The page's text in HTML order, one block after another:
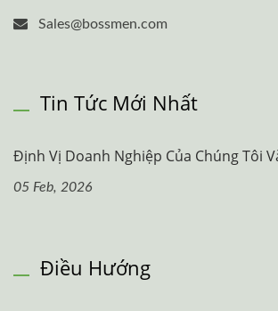
Sales@bossmen.com
Tin Tức Mới Nhất
Định Vị Doanh Nghiệp Của Chúng Tôi
05 Feb, 2026
Điều Hướng